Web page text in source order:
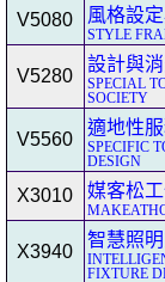
V5080 風格設
STYLE
V5280
設計與
SPECIAL
SOCIETY
V5560
適地性
SPECIFIC
DESIGN
X3010 媒客松
X3940
智慧照
FIXTURE